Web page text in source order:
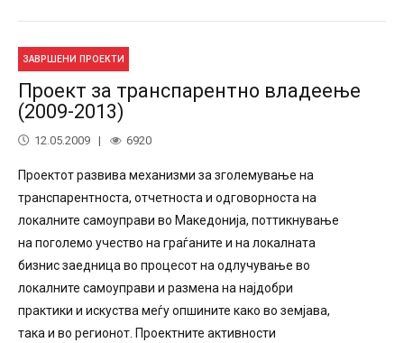
ЗАВРШЕНИ ПРОЕКТИ
Проект за транспарентно владеење
(2009-2013)
12.05.2009 6920
Проектот развива механизми за зголемување на
транспарентноста, отчетноста и одговорноста на
локалните самоуправи во Македонија, поттикнување
на поголемо учество на граѓаните и на локалната
бизнис заедница во процесот на одлучување во
локалните самоуправи и размена на најдобри
практики и искуства меѓу опшините како во земјава,
така и во регионот. Проектните активности